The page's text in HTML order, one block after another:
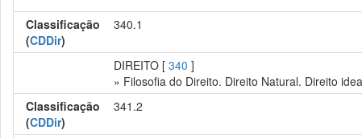
Classificação
(CDDir)
340.1
DIREITO [340 ]
» Filosofia do Direito. Direito Natural. Direito
Classificação
(CDDir)
341.2